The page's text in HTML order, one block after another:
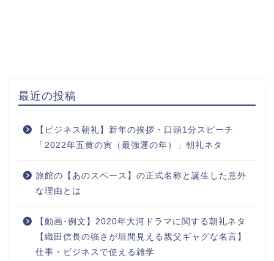
最近の投稿
【ビジネス朝礼】新年の挨拶・口頭1分スピーチ
「2022年五黄の寅（最強運の年）」朝礼ネタ
旅館の【あのスペース】の正式名称と誕生した意外
な理由とは
【動画･例文】2020年大河ドラマに関する朝礼ネタ
【織田信長の強さが垣間見える親父ギャグな名言】
仕事・ビジネスで使える雑学